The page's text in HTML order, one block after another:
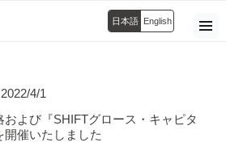
日本語 English
2022/4/1
および『SHIFTグロース・キャピタ
開催いたしました